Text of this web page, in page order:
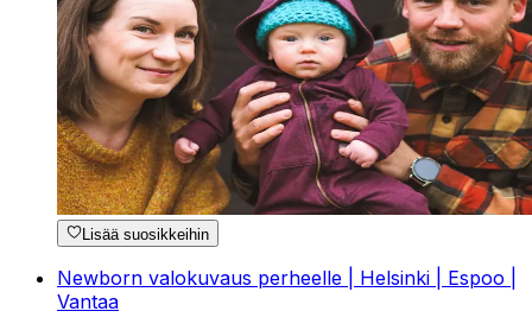
Lisää suosikkeihin
Newborn valokuvaus perheelle | Helsinki | Espoo |
Vantaa